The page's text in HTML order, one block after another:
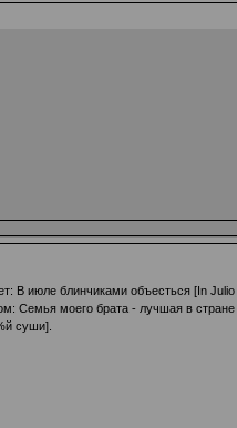
В июле блинчиками объесться [In
Семья моего брата - лучшая в
суши].